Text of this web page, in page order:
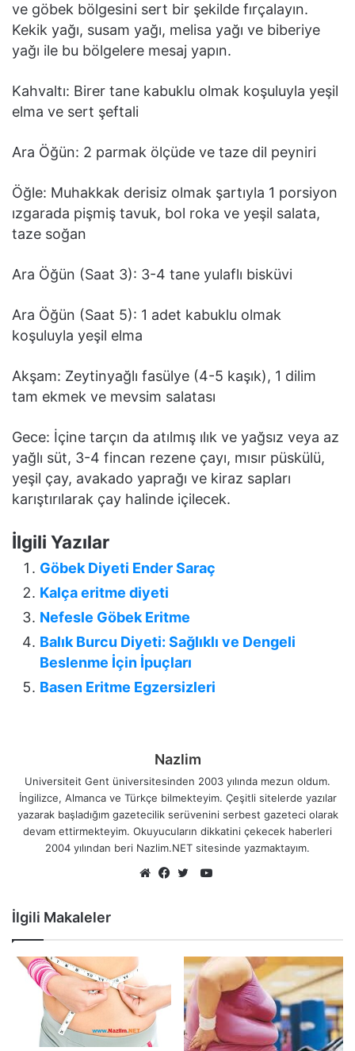
ve göbek bölgesini sert bir şekilde fırçalayın.
Kekik yağı, susam yağı, melisa yağı ve biberiye
yağı ile bu bölgelere mesaj yapın.
Kahvaltı: Birer tane kabuklu olmak koşuluyla yeşil
elma ve sert şeftali
Ara Öğün: 2 parmak ölçüde ve taze dil peyniri
Öğle: Muhakkak derisiz olmak şartıyla 1 porsiyon
ızgarada pişmiş tavuk, bol roka ve yeşil salata,
taze soğan
Ara Öğün (Saat 3): 3-4 tane yulaflı bisküvi
Ara Öğün (Saat 5): 1 adet kabuklu olmak
koşuluyla yeşil elma
Akşam: Zeytinyağlı fasülye (4-5 kaşık), 1 dilim
tam ekmek ve mevsim salatası
Gece: İçine tarçın da atılmış ılık ve yağsız veya az
yağlı süt, 3-4 fincan rezene çayı, mısır püskülü,
yeşil çay, avakado yaprağı ve kiraz sapları
karıştırılarak çay halinde içilecek.
İlgili Yazılar
Göbek Diyeti Ender Saraç
Kalça eritme diyeti
Nefesle Göbek Eritme
Balık Burcu Diyeti: Sağlıklı ve Dengeli
Beslenme İçin İpuçları
Basen Eritme Egzersizleri
Nazlim
Universiteit Gent üniversitesinden 2003 yılında mezun oldum.
İngilizce, Almanca ve Türkçe bilmekteyim. Çeşitli sitelerde yazılar
yazarak başladığım gazetecilik serüvenini serbest gazeteci olarak
devam ettirmekteyim. Okuyucuların dikkatini çekecek haberleri
2004 yılından beri Nazlim.NET sitesinde yazmaktayım.
YouTube
İlgili Makaleler